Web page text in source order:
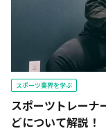
スポーツ業界を学ぶ
スポーツトレーナ
どについて解説！